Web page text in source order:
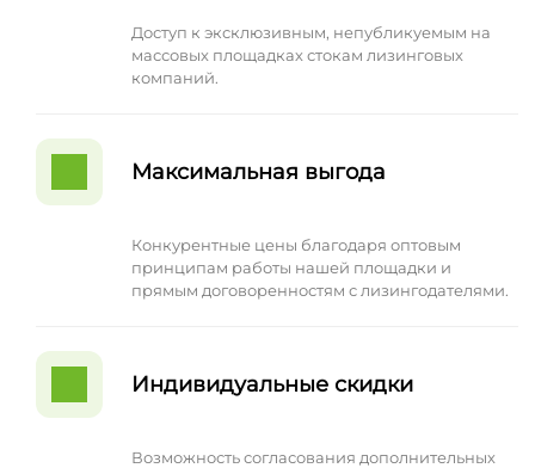
Доступ к эксклюзивным, непубликуемым на
массовых площадках стокам лизинговых
компаний.
Максимальная выгода
Конкурентные цены благодаря оптовым
принципам работы нашей площадки и
прямым договоренностям с лизингодателями.
Индивидуальные скидки
Возможность согласования дополнительных